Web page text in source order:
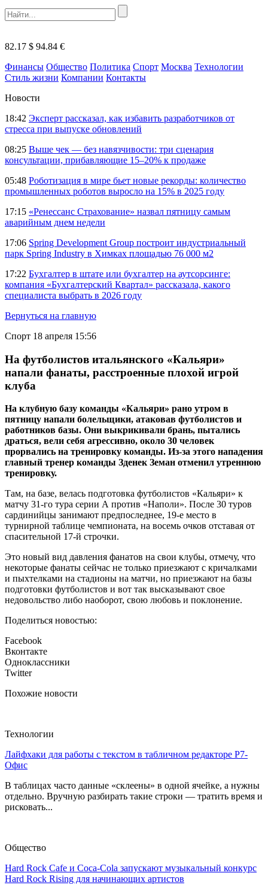
82.17 $ 94.84 €
Финансы Общество Политика Спорт Москва Технологии
Стиль жизни Компании Контакты
Новости
18:42 Эксперт рассказал, как избавить разработчиков от
стресса при выпуске обновлений
08:25 Выше чек — без навязчивости: три сценария
консультации, прибавляющие 15–20% к продаже
05:48 Роботизация в мире бьет новые рекорды: количество
промышленных роботов выросло на 15% в 2025 году
17:15 «Ренессанс Страхование» назвал пятницу самым
аварийным днем недели
17:06 Spring Development Group построит индустриальный
парк Spring Industry в Химках площадью 76 000 м2
17:22 Бухгалтер в штате или бухгалтер на аутсорсинге:
компания «Бухгалтерский Квартал» рассказала, какого
специалиста выбрать в 2026 году
Вернуться на главную
Спорт 18 апреля 15:56
На футболистов итальянского «Кальяри»
напали фанаты, расстроенные плохой игрой
клуба
На клубную базу команды «Кальяри» рано утром в
пятницу напали болельщики, атаковав футболистов и
работников базы. Они выкрикивали брань, пытались
драться, вели себя агрессивно, около 30 человек
прорвались на тренировку команды. Из-за этого нападения
главный тренер команды Зденек Земан отменил утреннюю
тренировку.
Там, на базе, велась подготовка футболистов «Кальяри» к
матчу 31-го тура серии А против «Наполи». После 30 туров
сардинийцы занимают предпоследнее, 19-е место в
турнирной таблице чемпионата, на восемь очков отставая от
спасительной 17-й строчки.
Это новый вид давления фанатов на свои клубы, отмечу, что
некоторые фанаты сейчас не только приезжают с кричалками
и пыхтелками на стадионы на матчи, но приезжают на базы
подготовки футболистов и вот так высказывают свое
недовольство либо наоборот, свою любовь и поклонение.
Поделиться новостью:
Facebook
Вконтакте
Одноклассники
Twitter
Похожие новости
Технологии
Лайфхаки для работы с текстом в табличном редакторе Р7-
Офис
В таблицах часто данные «склеены» в одной ячейке, а нужны
отдельно. Вручную разбирать такие строки — тратить время и
рисковать...
Общество
Hard Rock Cafe и Coca-Cola запускают музыкальный конкурс
Hard Rock Rising для начинающих артистов